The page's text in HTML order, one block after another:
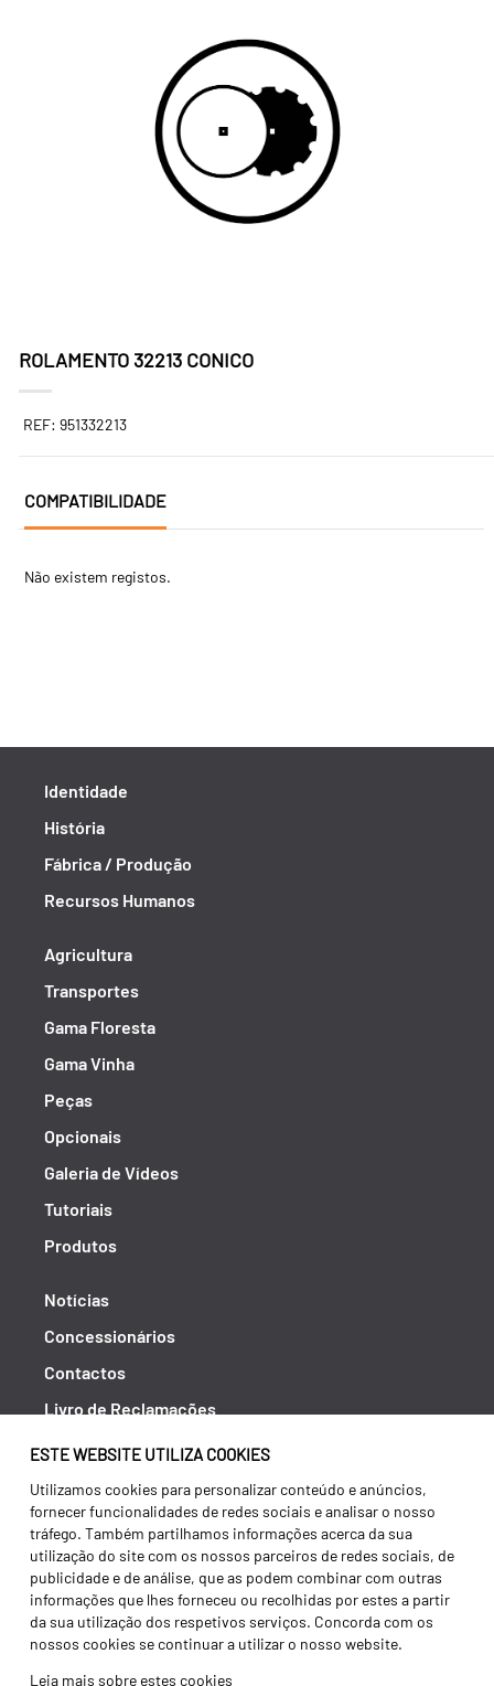
ESTE WEBSITE UTILIZA COOKIES
Utilizamos cookies para personalizar conteúdo e anúncios,
fornecer funcionalidades de redes sociais e analisar o nosso
tráfego. Também partilhamos informações acerca da sua
utilização do site com os nossos parceiros de redes sociais, de
publicidade e de análise, que as podem combinar com outras
informações que lhes forneceu ou recolhidas por estes a partir
da sua utilização dos respetivos serviços. Concorda com os
nossos cookies se continuar a utilizar o nosso website.
Leia mais sobre estes cookies
ROLAMENTO 32213 CONICO
REF: 951332213
COMPATIBILIDADE
Não existem registos.
Identidade
História
Fábrica / Produção
Recursos Humanos
Agricultura
Transportes
Gama Floresta
Gama Vinha
Peças
Opcionais
Galeria de Vídeos
Tutoriais
Produtos
Notícias
Concessionários
Contactos
Livro de Reclamações
Política de Privacidade
Canal de Denúncias (RGPC)
Termos e condições